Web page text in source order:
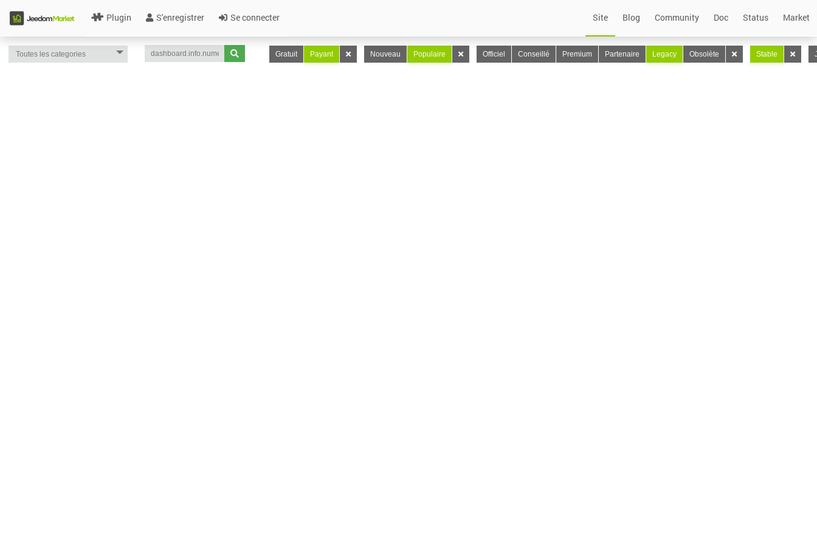
Plugin S'enregistrer Se connecter Site Blog Community Doc Status Market
Gratuit Payant Nouveau Populaire Officiel Conseillé Premium Partenaire Legacy Obsolète Stable